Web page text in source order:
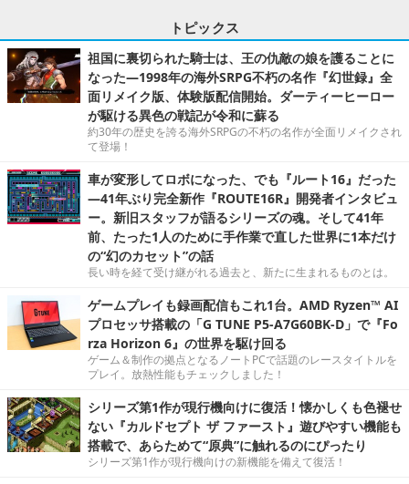
トピックス
祖国に裏切られた騎士は、王の仇敵の娘を護ることに
なった―1998年の海外SRPG不朽の名作『幻世録』全
面リメイク版、体験版配信開始。ダーティーヒーロー
が駆ける異色の戦記が令和に蘇る
約30年の歴史を誇る海外SRPGの不朽の名作が全面リメイクされ
て登場！
車が変形してロボになった、でも『ルート16』だった
―41年ぶり完全新作『ROUTE16R』開発者インタビュ
ー。新旧スタッフが語るシリーズの魂。そして41年
前、たった1人のために手作業で直した世界に1本だけ
の“幻のカセット”の話
長い時を経て受け継がれる過去と、新たに生まれるものとは。
ゲームプレイも録画配信もこれ1台。AMD Ryzen™ AI
プロセッサ搭載の「G TUNE P5-A7G60BK-D」で『Fo
rza Horizon 6』の世界を駆け回る
ゲーム＆制作の拠点となるノートPCで話題のレースタイトルを
プレイ。放熱性能もチェックしました！
シリーズ第1作が現行機向けに復活！懐かしくも色褪せ
ない『カルドセプト ザ ファースト』遊びやすい機能も
搭載で、あらためて“原典”に触れるのにぴったり
シリーズ第1作が現行機向けの新機能を備えて復活！